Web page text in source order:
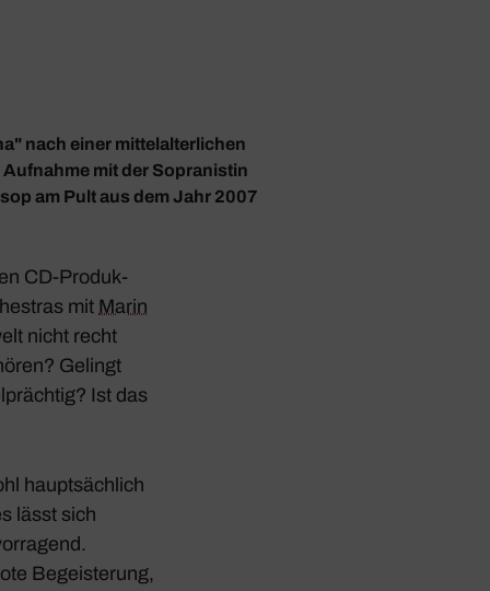
nach einer mittelalterlichen
mit der Sopranistin
am Pult aus dem Jahr 2007
CD-Produk­
mit Marin
nicht recht
Gelingt
Ist das
haupt­säch­lich
lässt sich
Begeis­te­rung,